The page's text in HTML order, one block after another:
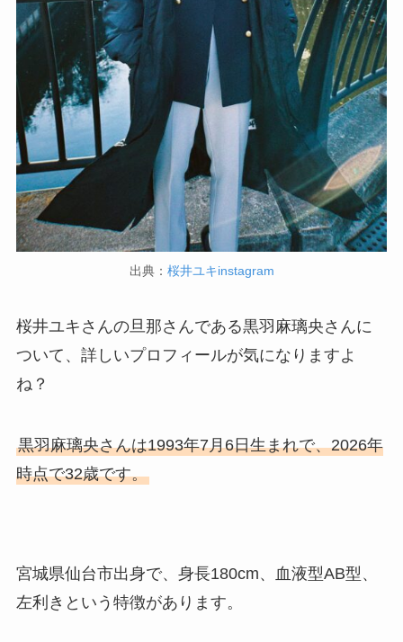
出典： 桜井ユキinstagram
桜井ユキさんの旦那さんである黒羽麻璃央さんに
ついて、詳しいプロフィールが気になりますよ
ね？
黒羽麻璃央さんは1993年7月6日生まれで、2026年
時点で32歳です。
宮城県仙台市出身で、身長180cm、血液型AB型、
左利きという特徴があります。